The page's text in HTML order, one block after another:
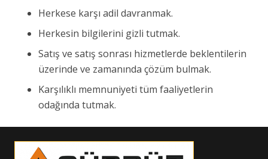
Herkese karşı adil davranmak.
Herkesin bilgilerini gizli tutmak.
Satış ve satış sonrası hizmetlerde beklentilerin
üzerinde ve zamanında çözüm bulmak.
Karşılıklı memnuniyeti tüm faaliyetlerin
odağında tutmak.